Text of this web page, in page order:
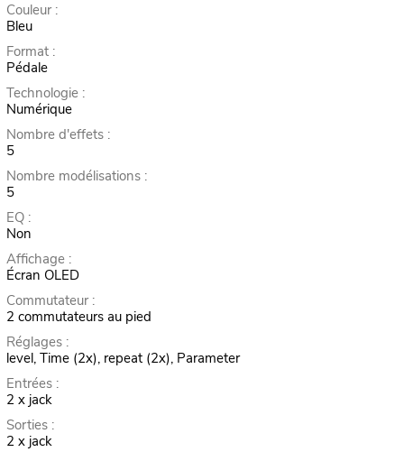
Couleur :
Bleu
Format :
Pédale
Technologie :
Numérique
Nombre d'effets :
5
Nombre modélisations :
5
EQ :
Non
Affichage :
Écran OLED
Commutateur :
2 commutateurs au pied
Réglages :
level, Time (2x), repeat (2x), Parameter
Entrées :
2 x jack
Sorties :
2 x jack